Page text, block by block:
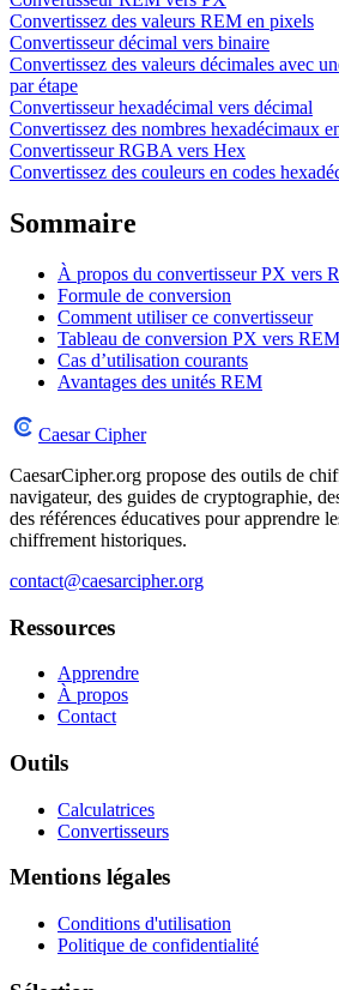
Convertissez des valeurs REM en pixels
Convertisseur décimal vers binaire
Convertissez des valeurs décimales avec
par étape
Convertisseur hexadécimal vers décimal
Convertissez des nombres hexadécimaux
Convertisseur RGBA vers Hex
Convertissez des couleurs en codes
Sommaire
À propos du convertisseur PX vers
Formule de conversion
Comment utiliser ce convertisseur
Tableau de conversion PX vers
Cas d’utilisation courants
Avantages des unités REM
Caesar Cipher
CaesarCipher.org propose des outils de
navigateur, des guides de cryptographie,
des références éducatives pour apprendre
chiffrement historiques.
contact@caesarcipher.org
Ressources
Apprendre
À propos
Contact
Outils
Calculatrices
Convertisseurs
Mentions légales
Conditions d'utilisation
Politique de confidentialité